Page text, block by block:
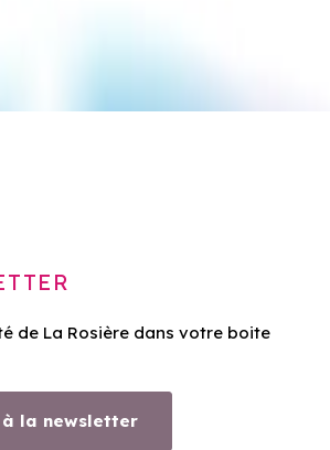
de La Rosière dans votre boite
à la newsletter